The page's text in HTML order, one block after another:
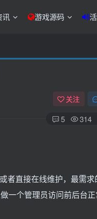
讯 游戏源码
关注
5 314
者直接在线维护，最需求
一个管理员访问前后台